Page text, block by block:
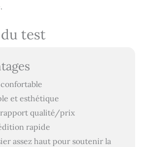
test
et esthétique
qualité/prix
rapide
assez haut pour soutenir la